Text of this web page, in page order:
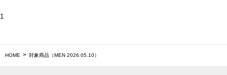
1
HOME 対象商品（MEN 2026.05.10）